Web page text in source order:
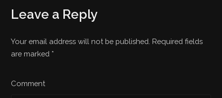
Leave a Reply
Your email address will not be published. Required fields
are marked *
Comment